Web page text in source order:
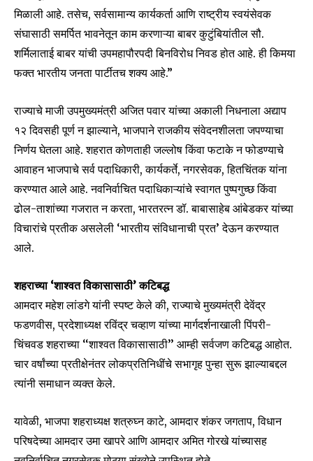
Join our community of
SUBSCRIBERS and be part of the
conversation.
or click the subscribe button below. Don't worry, we respect
your privacy and won't spam your inbox. Your information is
safe with us.
I've read and accept thePrivacy Policy.
मिळाली आहे. तसेच, सर्वसामान्य कार्यकर्ता आणि राष्ट्रीय स्वयंसेवक
संघासाठी समर्पित भावनेतून काम करणाऱ्या बाबर कुटुंबियांतील सौ.
शर्मिलाताई बाबर यांची उपमहापौरपदी बिनविरोध निवड होत आहे. ही किमया
फक्त भारतीय जनता पार्टीतच शक्य आहे.”
राज्याचे माजी उपमुख्यमंत्री अजित पवार यांच्या अकाली निधनाला अद्याप
१२ दिवसही पूर्ण न झाल्याने, भाजपाने राजकीय संवेदनशीलता जपण्याचा
निर्णय घेतला आहे. शहरात कोणताही जल्लोष किंवा फटाके न फोडण्याचे
आवाहन भाजपाचे सर्व पदाधिकारी, कार्यकर्ते, नगरसेवक, हितचिंतक यांना
करण्यात आले आहे. नवनिर्वाचित पदाधिकाऱ्यांचे स्वागत पुष्पगुच्छ किंवा
ढोल-ताशांच्या गजरात न करता, भारतरत्न डॉ. बाबासाहेब आंबेडकर यांच्या
विचारांचे प्रतीक असलेली ‘भारतीय संविधानाची प्रत’ देऊन करण्यात
आले.
शहराच्या ‘शाश्वत विकासासाठी’ कटिबद्ध
आमदार महेश लांडगे यांनी स्पष्ट केले की, राज्याचे मुख्यमंत्री देवेंद्र
फडणवीस, प्रदेशाध्यक्ष रविंद्र चव्हाण यांच्या मार्गदर्शनाखाली पिंपरी-
चिंचवड शहराच्या ‘‘शाश्वत विकासासाठी’’ आम्ही सर्वजण कटिबद्ध आहोत.
चार वर्षांच्या प्रतीक्षेनंतर लोकप्रतिनिधींचे सभागृह पुन्हा सुरू झाल्याबद्दल
त्यांनी समाधान व्यक्त केले.
यावेळी, भाजपा शहराध्यक्ष शत्रुघ्न काटे, आमदार शंकर जगताप, विधान
परिषदेच्या आमदार उमा खापरे आणि आमदार अमित गोरखे यांच्यासह